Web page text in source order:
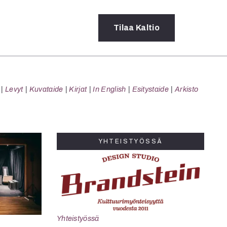
Tilaa Kaltio
Levyt Kuvataide Kirjat In English Esitystaide Arkisto
YHTEISTYÖSSÄ
Yhteistyössä